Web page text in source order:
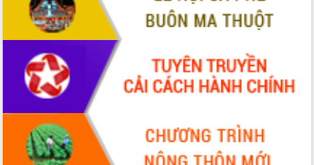
Hòn Yến phát triển du lịch gắn với bảo
tồn biển
Lấy ý kiến điều chỉnh Quy hoạch tỉnh
Đắk Lắk thời kỳ 2021-2030, tầm nhìn
đến năm 2050
Phát động chiến dịch 30 ngày đêm
giải phóng mặt bằng Tuyến đường bộ
Đắk Lắk nỗ lực thúc đẩy tăng trưởng
kinh tế từ 10% trở lên trong Quý
II/2026